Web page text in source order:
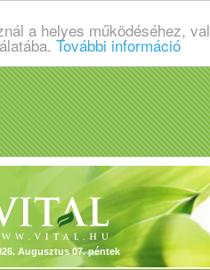
a helyes működéséhez,
További információ
Augusztus 07. péntek